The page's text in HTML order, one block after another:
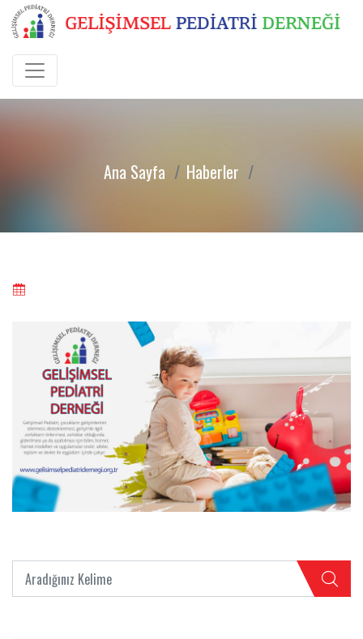
Ana Sayfa Haberler